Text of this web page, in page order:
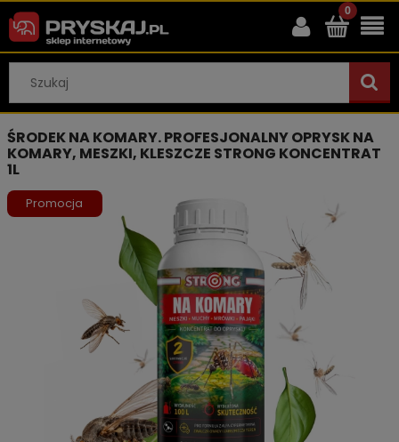
ŚRODEK NA KOMARY. PROFESJONALNY OPRYSK NA
KOMARY, MESZKI, KLESZCZE STRONG KONCENTRAT
1L
Promocja